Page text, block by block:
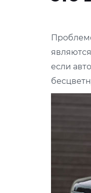
если